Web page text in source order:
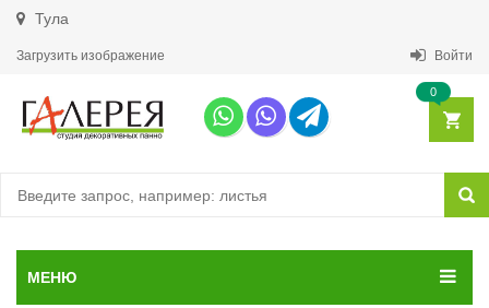
Тула
Загрузить изображение Войти
0
МЕНЮ